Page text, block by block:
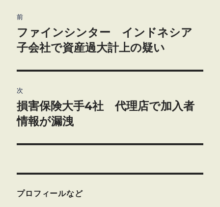
稿
ナ
ビ
ゲ
ー
ン
前
前
の
稿:
ファインシンター インドネシア
子会社で資産過大計上の疑い
次
次
の
稿:
損害保険大手4社 代理店で加入者
情報が漏洩
プロフィールなど